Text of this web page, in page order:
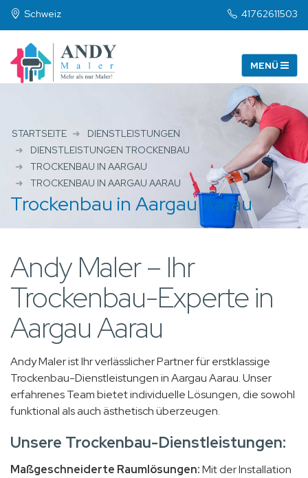
Schweiz 41762611503
STARTSEITE
DIENSTLEISTUNGEN
DIENSTLEISTUNGEN TROCKENBAU
TROCKENBAU IN AARGAU
TROCKENBAU IN AARGAU AARAU
Trockenbau in Aargau Aarau
Andy Maler – Ihr
Trockenbau-Experte in
Aargau Aarau
Andy Maler ist Ihr verlässlicher Partner für erstklassige
Trockenbau-Dienstleistungen in Aargau Aarau. Unser
erfahrenes Team bietet individuelle Lösungen, die sowohl
funktional als auch ästhetisch überzeugen.
Unsere Trockenbau-Dienstleistungen:
Maßgeschneiderte Raumlösungen:Mit der Installation